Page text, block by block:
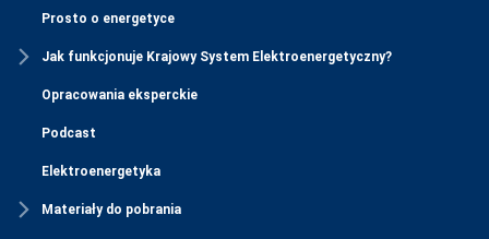
Prosto o energetyce
Jak funkcjonuje Krajowy System Elektroenergetyczny?
Opracowania eksperckie
Podcast
Elektroenergetyka
Materiały do pobrania